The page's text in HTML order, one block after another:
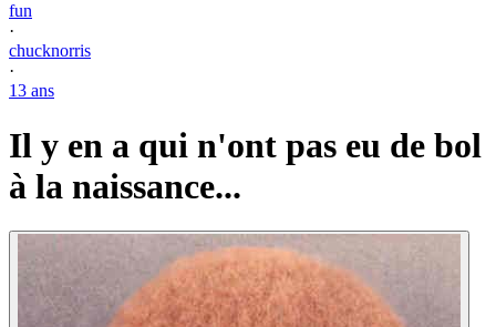
fun
·
chucknorris
·
13 ans
Il y en a qui n'ont pas eu de bol
à la naissance...